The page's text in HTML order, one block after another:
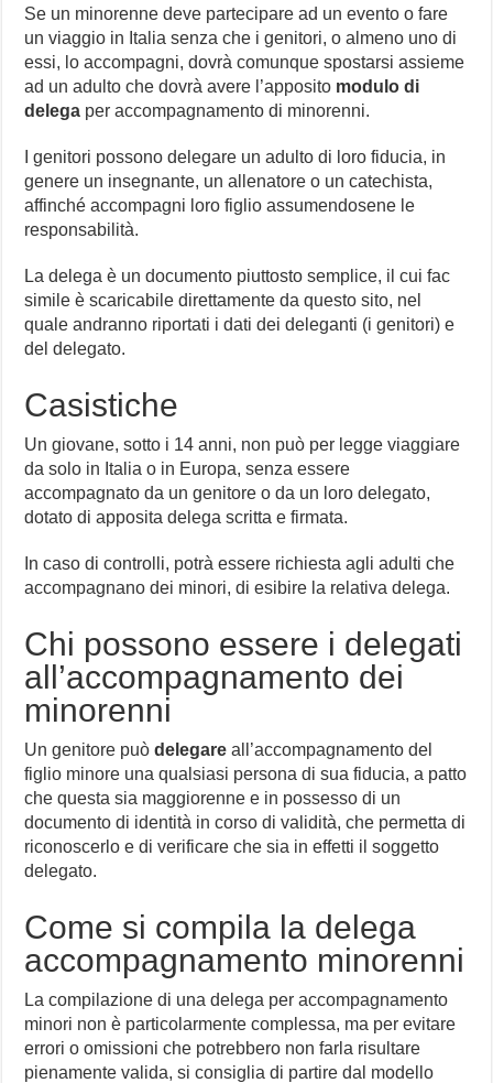
Se un minorenne deve partecipare ad un evento o fare
un viaggio in Italia senza che i genitori, o almeno uno di
essi, lo accompagni, dovrà comunque spostarsi assieme
ad un adulto che dovrà avere l’apposito modulo di
delega per accompagnamento di minorenni.
I genitori possono delegare un adulto di loro fiducia, in
genere un insegnante, un allenatore o un catechista,
affinché accompagni loro figlio assumendosene le
responsabilità.
La delega è un documento piuttosto semplice, il cui fac
simile è scaricabile direttamente da questo sito, nel
quale andranno riportati i dati dei deleganti (i genitori) e
del delegato.
Casistiche
Un giovane, sotto i 14 anni, non può per legge viaggiare
da solo in Italia o in Europa, senza essere
accompagnato da un genitore o da un loro delegato,
dotato di apposita delega scritta e firmata.
In caso di controlli, potrà essere richiesta agli adulti che
accompagnano dei minori, di esibire la relativa delega.
Chi possono essere i delegati
all’accompagnamento dei
minorenni
Un genitore puòdelegare all’accompagnamento del
figlio minore una qualsiasi persona di sua fiducia, a patto
che questa sia maggiorenne e in possesso di un
documento di identità in corso di validità, che permetta di
riconoscerlo e di verificare che sia in effetti il soggetto
delegato.
Come si compila la delega
accompagnamento minorenni
La compilazione di una delega per accompagnamento
minori non è particolarmente complessa, ma per evitare
errori o omissioni che potrebbero non farla risultare
pienamente valida, si consiglia di partire dal modello